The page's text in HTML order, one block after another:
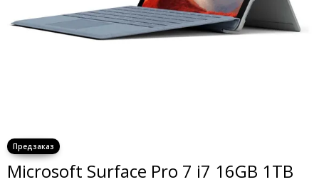
Microsoft Surface Pro 7 i7 16GB 1TB